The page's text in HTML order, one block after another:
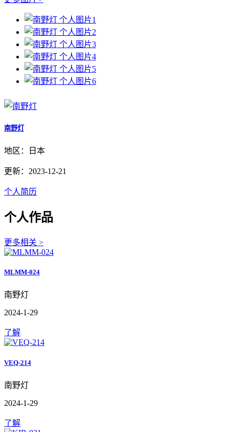
南野灯
地区：日本
更新：2023-12-21
个人简历
个人作品
更多相关 >
MLMM-024
南野灯
2024-1-29
了解
VEQ-214
南野灯
2024-1-29
了解